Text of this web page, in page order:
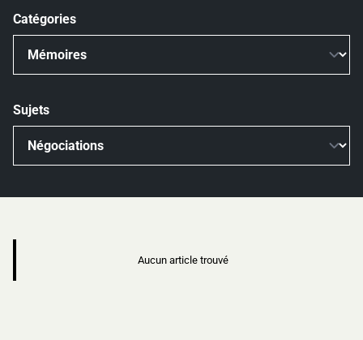
Catégories
Sujets
Aucun article trouvé